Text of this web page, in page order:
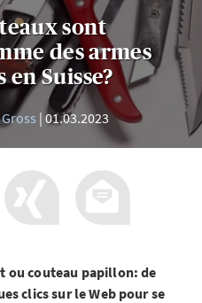
sont
des armes
Suisse?
01.03.2023
ou couteau papillon: de
clics sur le Web pour se